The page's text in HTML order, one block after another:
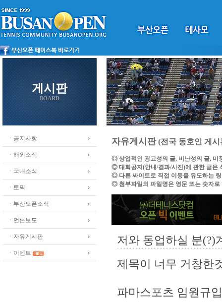
게시판
BOARD
ㆍ공지사항
ㆍ해외소식
ㆍ국내소식
ㆍ토픽
ㆍ부산오픈소식
ㆍ언론보도
ㆍ자유게시판
ㆍ이벤트
자유게시판(전국 동호인 게시
◎ 상업적인 광고성의 글, 비난성의 글, 미
◎ 대회공지(안내/결과/사진)에 관한 글은
◎ 다른 싸이트로 직접 이동을 유도하는
◎ 첨부파일의 파일명은 영문 또는 숫자로
저와 동업하실 분(?)
제목이 너무 거창한
파마스포츠 임원규